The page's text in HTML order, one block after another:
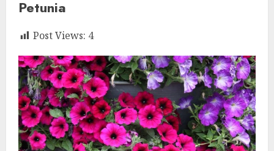
Petunia
Post Views: 4